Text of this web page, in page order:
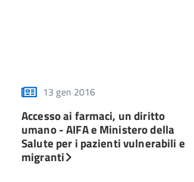
13 gen 2016
Accesso ai farmaci, un diritto
umano - AIFA e Ministero della
Salute per i pazienti vulnerabili e
migranti